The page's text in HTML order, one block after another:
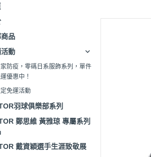
品
動
防疫，零碼日系服飾系列，單件
優惠中！
定免運活動
羽球俱樂部系列
鄭思維 黃雅琼 專屬系列
戴資穎選手生涯致敬展